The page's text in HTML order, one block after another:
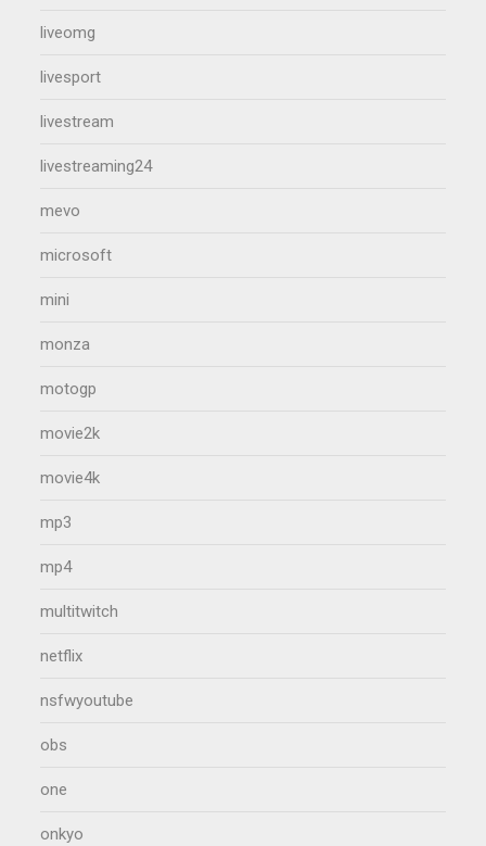
liveomg
livesport
livestream
livestreaming24
mevo
microsoft
mini
monza
motogp
movie2k
movie4k
mp3
mp4
multitwitch
netflix
nsfwyoutube
obs
one
onkyo